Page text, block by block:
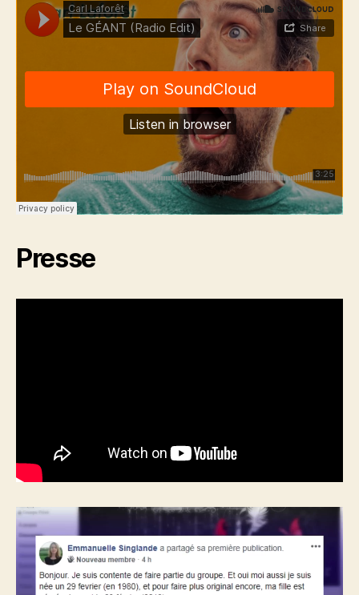
Presse